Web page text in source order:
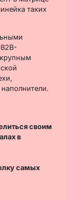
таких
крупным
своим
в
самых